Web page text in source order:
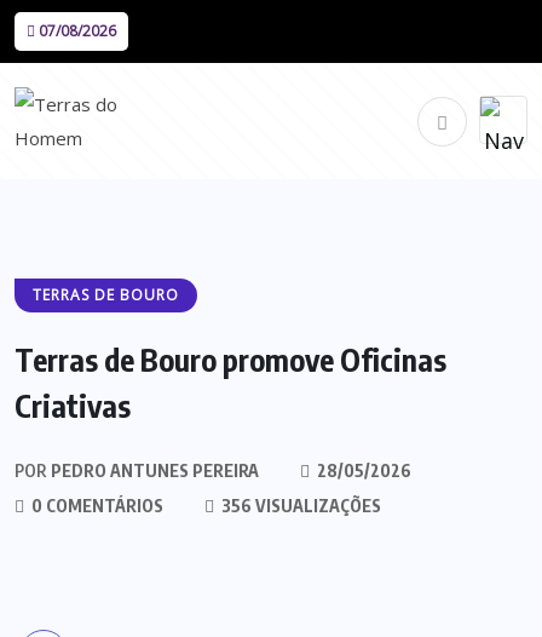
07/08/2026
TERRAS DE BOURO
Terras de Bouro promove Oficinas
Criativas
POR PEDRO ANTUNES PEREIRA
28/05/2026
0 COMENTÁRIOS
356 VISUALIZAÇÕES